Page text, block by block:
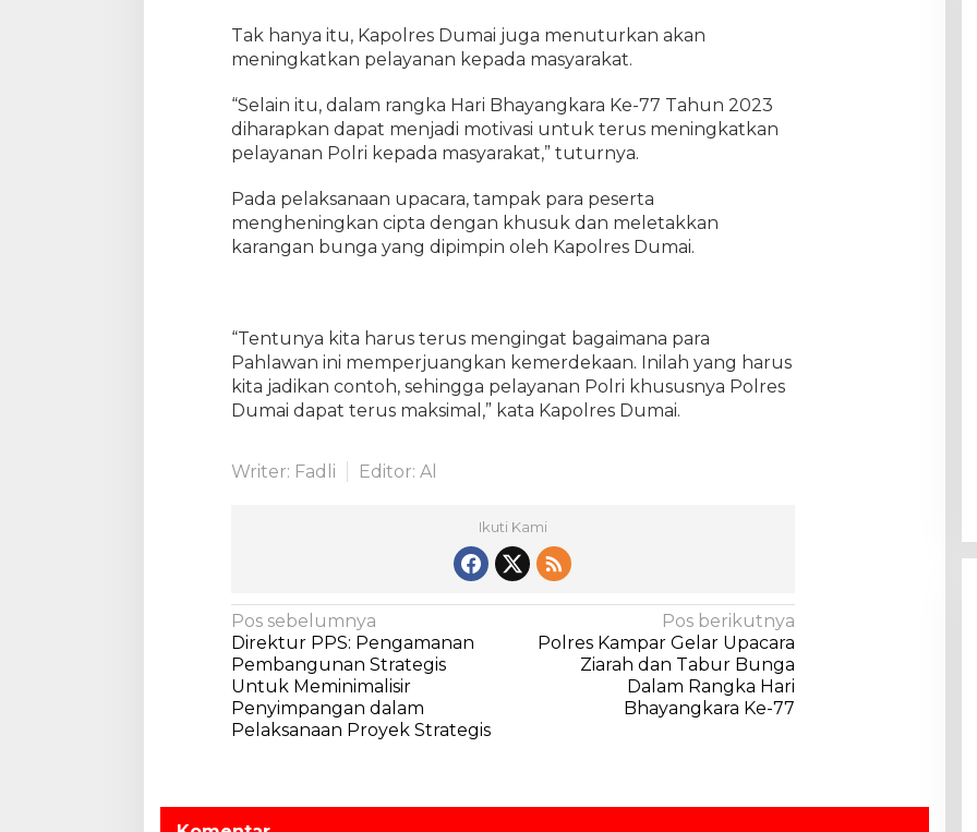
a
i
e
n
g
l
a
r
c
a
r
a
b
a
d
i
T
a
m
a
Tak hanya itu, Kapolres Dumai juga menuturkan akan
meningkatkan pelayanan kepada masyarakat.
“Selain itu, dalam rangka Hari Bhayangkara Ke-77 Tahun 2023
diharapkan dapat menjadi motivasi untuk terus meningkatkan
pelayanan Polri kepada masyarakat,” tuturnya.
Pada pelaksanaan upacara, tampak para peserta
mengheningkan cipta dengan khusuk dan meletakkan
karangan bunga yang dipimpin oleh Kapolres Dumai.
“Tentunya kita harus terus mengingat bagaimana para
Pahlawan ini memperjuangkan kemerdekaan. Inilah yang harus
kita jadikan contoh, sehingga pelayanan Polri khususnya Polres
Dumai dapat terus maksimal,” kata Kapolres Dumai.
Writer: Fadli Editor: Al
Ikuti Kami
N
a
v
i
g
s
Pos sebelumnya
Direktur PPS: Pengamanan
Pembangunan Strategis
Untuk Meminimalisir
Penyimpangan dalam
Pelaksanaan Proyek Strategis
Pos berikutnya
Polres Kampar Gelar Upacara
Ziarah dan Tabur Bunga
Dalam Rangka Hari
Bhayangkara Ke-77